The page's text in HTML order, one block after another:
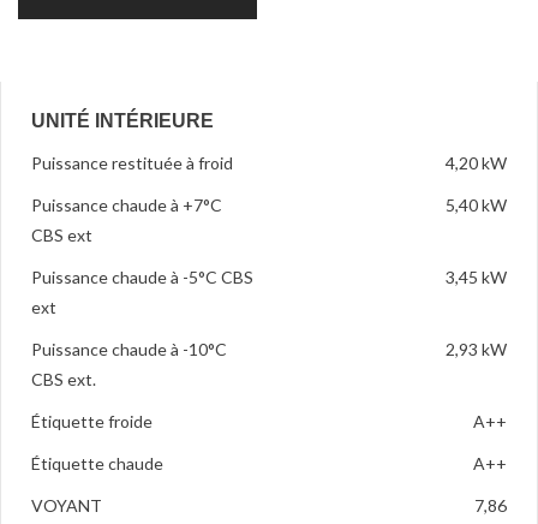
UNITÉ INTÉRIEURE
Puissance restituée à froid 4,20 kW
Puissance chaude à +7°C
CBS ext
5,40 kW
Puissance chaude à -5°C CBS
ext
3,45 kW
Puissance chaude à -10°C
CBS ext.
2,93 kW
Étiquette froide A++
Étiquette chaude A++
VOYANT 7,86